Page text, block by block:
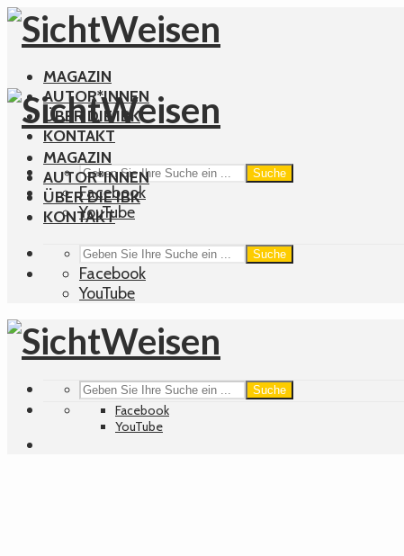
MAGAZIN
AUTOR*INNEN
ÜBER DIE IBK
KONTAKT
Suche
Facebook
YouTube
MAGAZIN
AUTOR*INNEN
ÜBER DIE IBK
KONTAKT
Suche
Facebook
YouTube
Suche
Facebook
YouTube